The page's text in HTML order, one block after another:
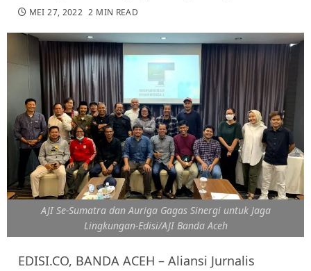
MEI 27, 2022 2 MIN READ
AJI Se-Sumatra dan Auriga Gagas Sinergi untuk Jaga
Lingkungan-Edisi/AJI Banda Aceh
EDISI.CO, BANDA ACEH – Aliansi Jurnalis